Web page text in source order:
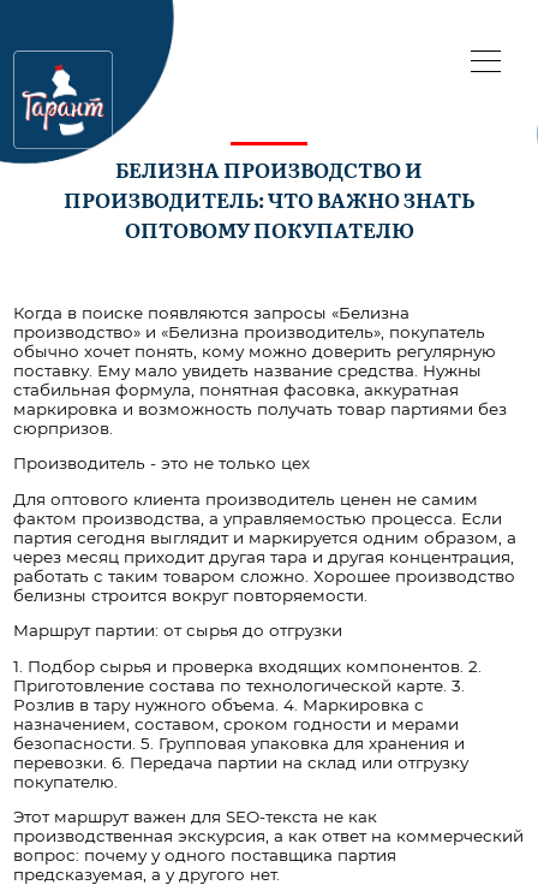
БЕЛИЗНА ПРОИЗВОДСТВО И
ПРОИЗВОДИТЕЛЬ: ЧТО ВАЖНО ЗНАТЬ
ОПТОВОМУ ПОКУПАТЕЛЮ
Когда в поиске появляются запросы «Белизна
производство» и «Белизна производитель», покупатель
обычно хочет понять, кому можно доверить регулярную
поставку. Ему мало увидеть название средства. Нужны
стабильная формула, понятная фасовка, аккуратная
маркировка и возможность получать товар партиями без
сюрпризов.
Производитель - это не только цех
Для оптового клиента производитель ценен не самим
фактом производства, а управляемостью процесса. Если
партия сегодня выглядит и маркируется одним образом, а
через месяц приходит другая тара и другая концентрация,
работать с таким товаром сложно. Хорошее производство
белизны строится вокруг повторяемости.
Маршрут партии: от сырья до отгрузки
1. Подбор сырья и проверка входящих компонентов. 2.
Приготовление состава по технологической карте. 3.
Розлив в тару нужного объема. 4. Маркировка с
назначением, составом, сроком годности и мерами
безопасности. 5. Групповая упаковка для хранения и
перевозки. 6. Передача партии на склад или отгрузку
покупателю.
Этот маршрут важен для SEO-текста не как
производственная экскурсия, а как ответ на коммерческий
вопрос: почему у одного поставщика партия
предсказуемая, а у другого нет.